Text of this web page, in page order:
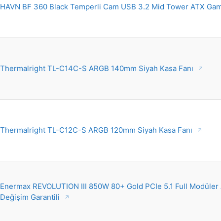
HAVN BF 360 Black Temperli Cam USB 3.2 Mid Tower ATX
Thermalright TL-C14C-S ARGB 140mm Siyah Kasa Fanı
Thermalright TL-C12C-S ARGB 120mm Siyah Kasa Fanı
Enermax REVOLUTION III 850W 80+ Gold PCIe 5.1 Full
Değişim Garantili